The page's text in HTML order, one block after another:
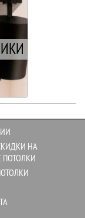
НА
ПОТОЛКИ